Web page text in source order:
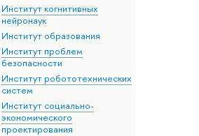
Институт когнитивных
нейронаук
Институт образования
Институт проблем
безопасности
Институт робототехнических
систем
Институт социально-
экономического
проектирования